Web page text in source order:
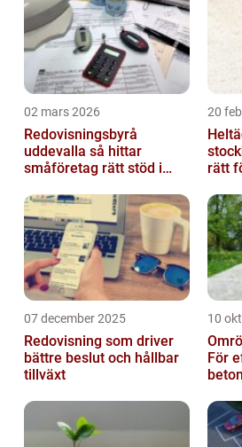
02 mars 2026
Redovisningsbyrå
uddevalla så hittar
småföretag rätt stöd i
20
stockholm
rätt
07 december 2025
Redovisning som driver
bättre beslut och hållbar
tillväxt
10
För